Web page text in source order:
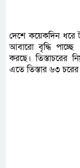
দেশে কয়েকদিন ধরে
আবারো বৃদ্ধি
করছে। তিস্তাচরের
এতে তিস্তার ৬৩